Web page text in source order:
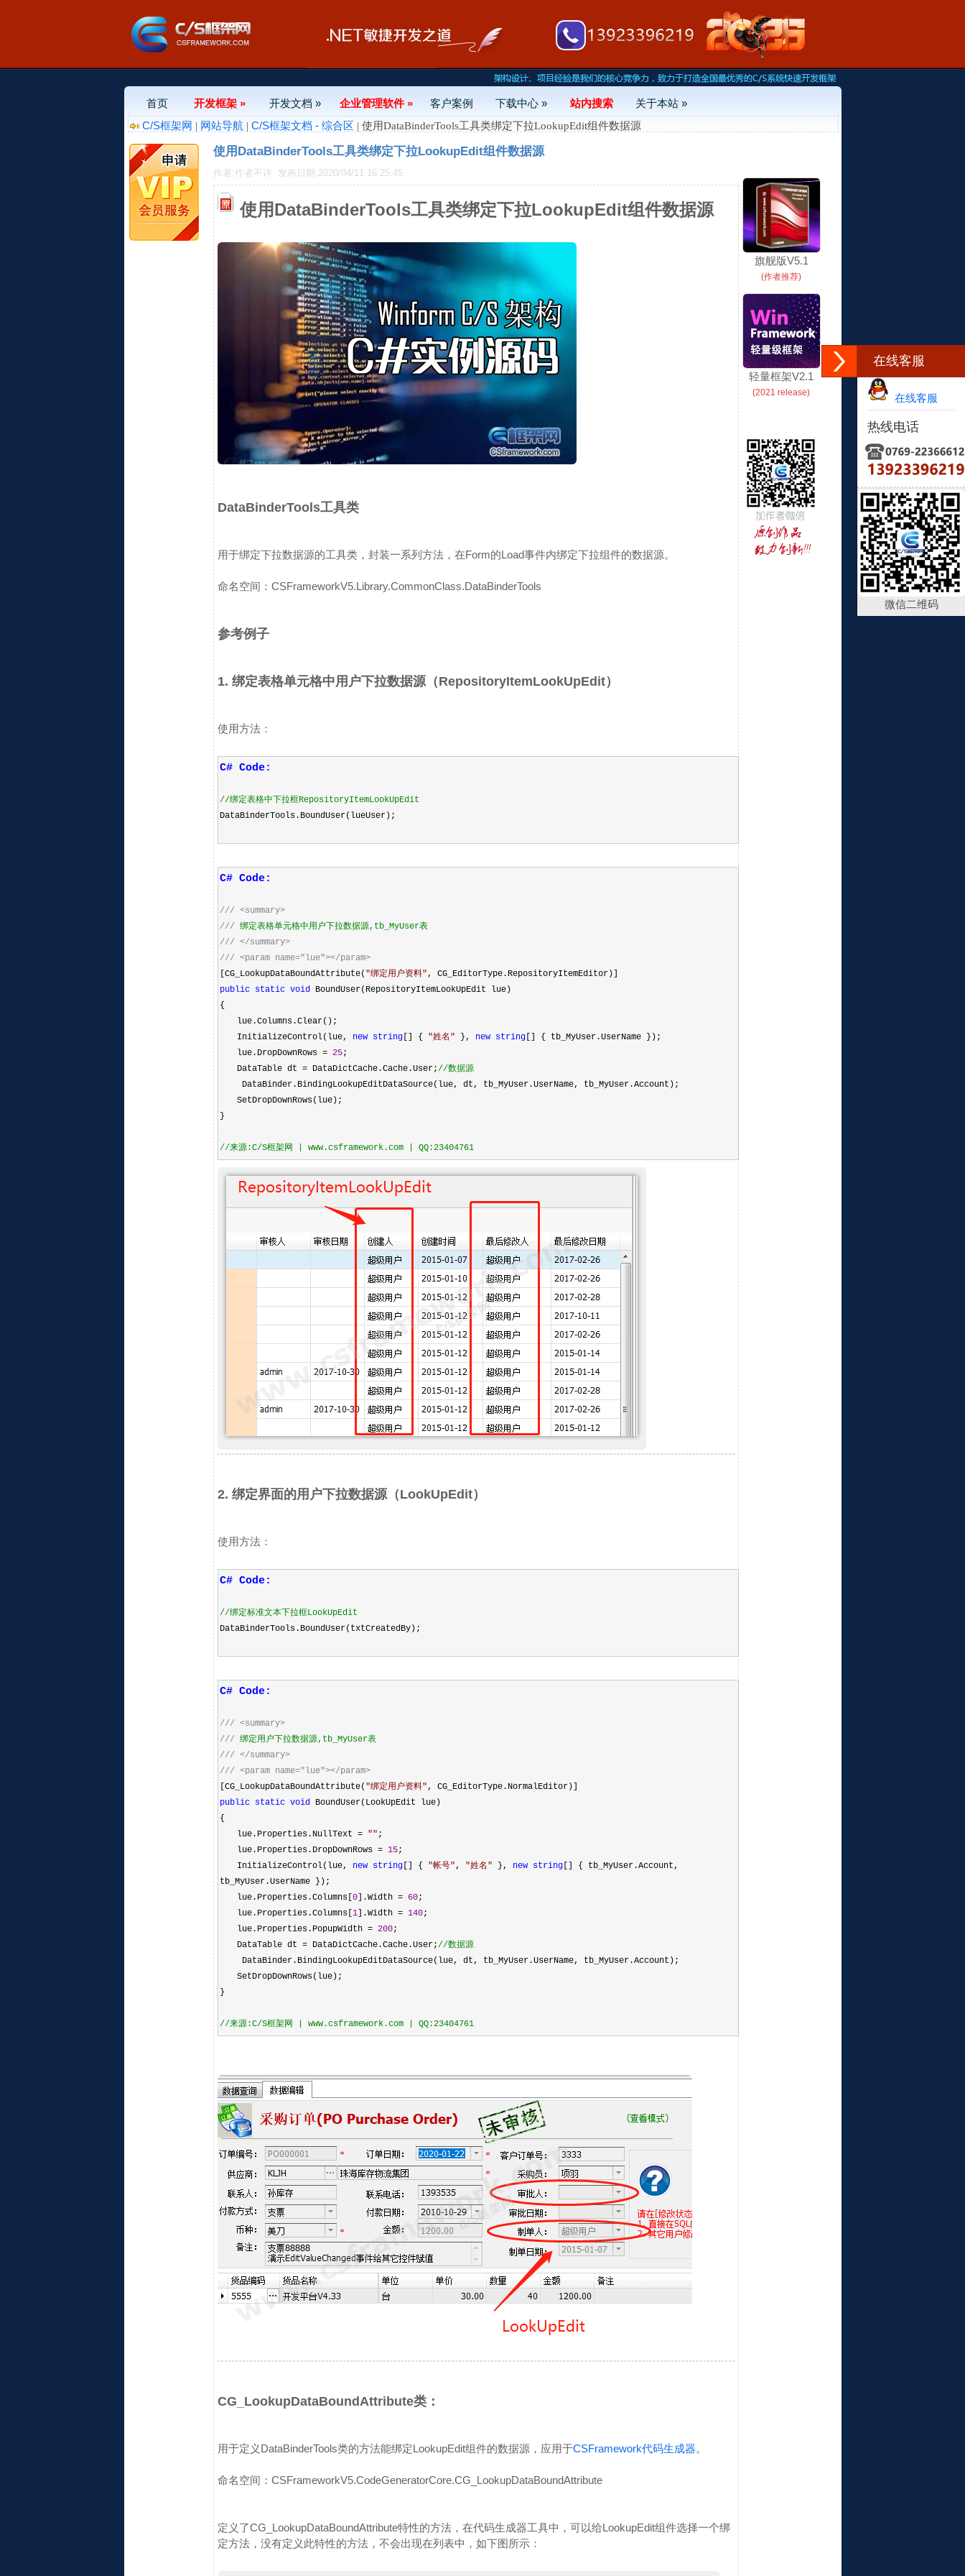
在线客服
在线客服
热线电话
微信二维码
首页 开发框架 » 开发文档 » 企业管理软件 » 客户案例 下载中心 » 站内搜索
关于本站 »
C/S框架网 | 网站导航 | C/S框架文档 - 综合区 | 使用DataBinderTools工具类绑定下拉LookupEdit组件数据源
使用DataBinderTools工具类绑定下拉LookupEdit组件数据源
作者:作者不详 发布日期:2020/04/11 16:25:45
使用DataBinderTools工具类绑定下拉LookupEdit组件数据源
DataBinderTools工具类
用于绑定下拉数据源的工具类，封装一系列方法，在Form的Load事件内绑定下拉组件的数据源。
命名空间：CSFrameworkV5.Library.CommonClass.DataBinderTools
参考例子
1. 绑定表格单元格中用户下拉数据源（RepositoryItemLookUpEdit）
使用方法：
C# Code:
//绑定表格中下拉框RepositoryItemLookUpEdit
DataBinderTools.BoundUser(lueUser);
C# Code:
/// <summary>
/// 绑定表格单元格中用户下拉数据源,tb_MyUser表
/// </summary>
/// <param name="lue"></param>
[CG_LookupDataBoundAttribute( "绑定用户资料", CG_EditorType.RepositoryItemEditor)]
public
static voidBoundUser(RepositoryItemLookUpEdit lue)
{
lue.Columns.Clear();
InitializeControl(lue,
new string[] { "姓名 " }, new string[] { tb_MyUser.UserName });
lue.DropDownRows = 25;
DataTable dt =DataDictCache.Cache.User;//数据源
DataBinder.BindingLookupEditDataSource(lue, dt, tb_MyUser.UserName, tb_MyUser.Account);
SetDropDownRows(lue);
}
//来源:C/S框架网 | www.csframework.com | QQ:23404761
2. 绑定界面的用户下拉数据源（LookUpEdit）
使用方法：
C# Code:
//绑定标准文本下拉框LookUpEdit
DataBinderTools.BoundUser(txtCreatedBy);
C# Code:
/// <summary>
/// 绑定用户下拉数据源,tb_MyUser表
/// </summary>
/// <param name="lue"></param>
[CG_LookupDataBoundAttribute( "绑定用户资料", CG_EditorType.NormalEditor)]
public
static voidBoundUser(LookUpEdit lue)
{
lue.Properties.NullText = "" ;
lue.Properties.DropDownRows = 15;
InitializeControl(lue,
new string[] { "帐号", "姓名 " }, new string[] { tb_MyUser.Account,
tb_MyUser.UserName });
lue.Properties.Columns[ 0].Width = 60;
lue.Properties.Columns[ 1].Width = 140;
lue.Properties.PopupWidth = 200;
DataTable dt =DataDictCache.Cache.User;//数据源
DataBinder.BindingLookupEditDataSource(lue, dt, tb_MyUser.UserName, tb_MyUser.Account);
SetDropDownRows(lue);
}
//来源:C/S框架网 | www.csframework.com | QQ:23404761
CG_LookupDataBoundAttribute类：
用于定义DataBinderTools类的方法能绑定LookupEdit组件的数据源，应用于CSFramework代码生成器。
命名空间：CSFrameworkV5.CodeGeneratorCore.CG_LookupDataBoundAttribute
定义了CG_LookupDataBoundAttribute特性的方法，在代码生成器工具中，可以给LookupEdit组件选择一个绑
定方法，没有定义此特性的方法，不会出现在列表中，如下图所示：
旗舰版V5.1
(作者推荐)
轻量框架V2.1
(2021 release)